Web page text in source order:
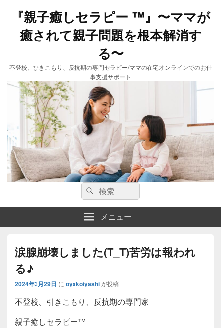
『親子癒しセラピー ™️』〜ママが
癒されて親子問題を根本解消す
る〜
不登校、ひきこもり、反抗期の専門セラピー/ママの在宅オンラインでのお仕
事支援サポート
検
索:
検
索
メニュー
涙腺崩壊しました(T_T)苦労は報われ
る♪
2024年3月29日 に oyakoiyashiが投稿
不登校、引きこもり、反抗期の専門家
親子癒しセラピー™️